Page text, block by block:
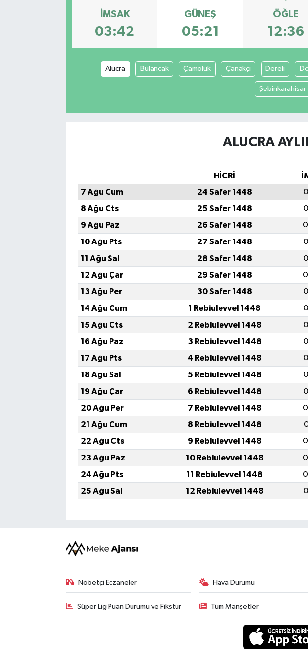
İMSAK
03:42
GÜNEŞ
05:21
ÖĞLE
12:36
Alucra Bulancak Çamoluk Çanakçı Dereli
Şebinkarahisar
ALUCRA
HİCRİ
7 Ağu Cum
24 Safer 1448
8 Ağu Cts
25 Safer 1448
9 Ağu Paz
26 Safer 1448
10 Ağu Pts
27 Safer 1448
11 Ağu Sal
28 Safer 1448
12 Ağu Çar
29 Safer 1448
13 Ağu Per
30 Safer 1448
14 Ağu Cum
1 Rebiulevvel 1448
15 Ağu Cts
2 Rebiulevvel 1448
16 Ağu Paz
3 Rebiulevvel 1448
17 Ağu Pts
4 Rebiulevvel 1448
18 Ağu Sal
5 Rebiulevvel 1448
19 Ağu Çar
6 Rebiulevvel 1448
20 Ağu Per
7 Rebiulevvel 1448
21 Ağu Cum
8 Rebiulevvel 1448
22 Ağu Cts
9 Rebiulevvel 1448
23 Ağu Paz
10 Rebiulevvel 1448
24 Ağu Pts
11 Rebiulevvel 1448
25 Ağu Sal
12 Rebiulevvel 1448
Nöbetçi Eczaneler Hava Durumu
Süper Lig Puan Durumu ve Fikstür Tüm Manşetler